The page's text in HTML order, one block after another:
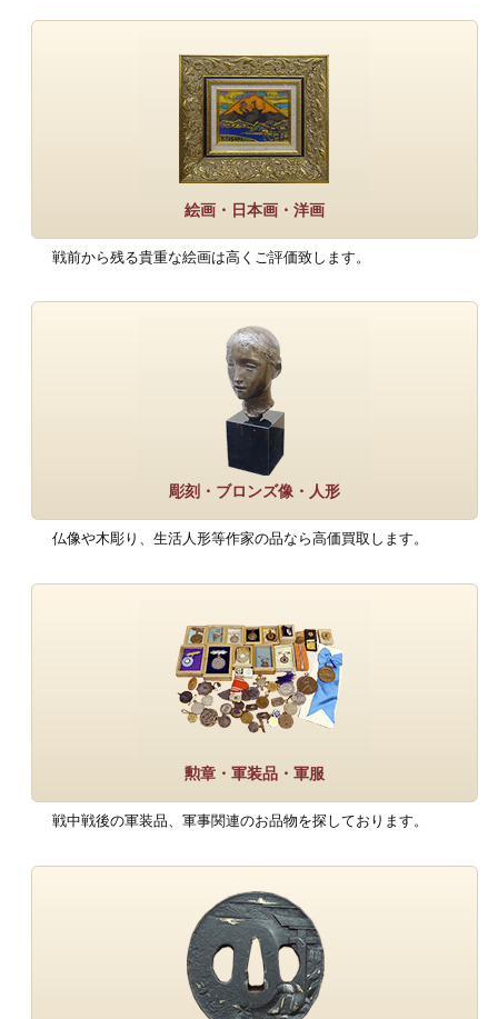
絵画・日本画・洋画
戦前から残る貴重な絵画は高くご評価致します。
彫刻・ブロンズ像・人形
仏像や木彫り、生活人形等作家の品なら高価買取します。
勲章・軍装品・軍服
戦中戦後の軍装品、軍事関連のお品物を探しております。